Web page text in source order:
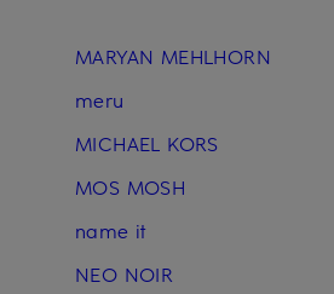
MARYAN MEHLHORN
meru
MICHAEL KORS
MOS MOSH
name it
NEO NOIR